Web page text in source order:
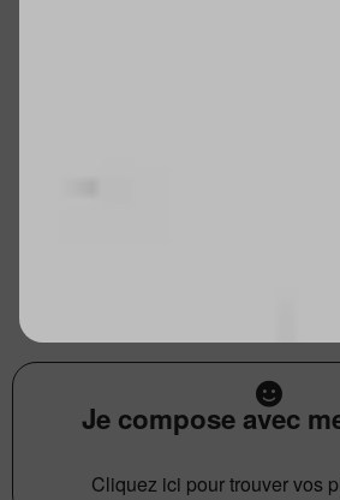
Je compose avec
Cliquez ici pour trouver vos